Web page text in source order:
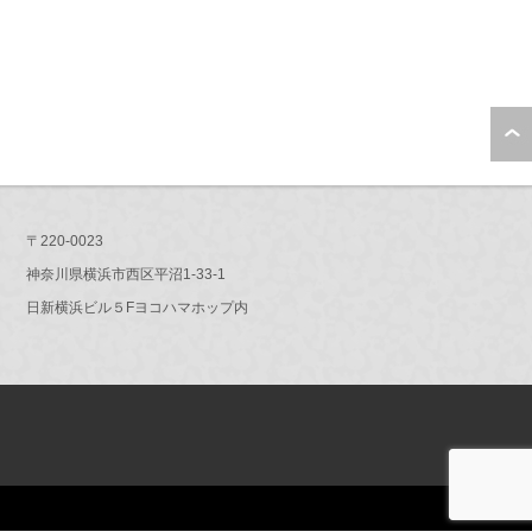
〒220-0023
神奈川県横浜市西区平沼1-33-1
日新横浜ビル５Fヨコハマホップ内